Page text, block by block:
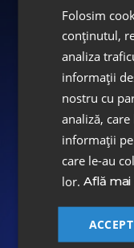
Pentru a
esențial să
la o vârstă
dinți, este bine
pe zi,
de dinți moale,
fluor
Folosim
conținutul,
analiza
informații
nostru cu
analiză,
informații
care le-au
lor.Află